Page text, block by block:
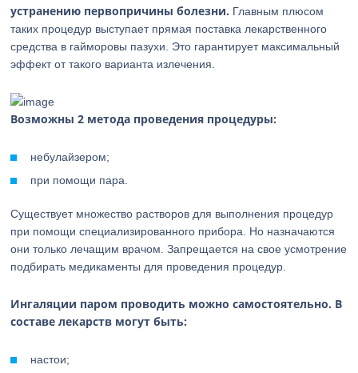
устранению первопричины болезни. Главным плюсом
таких процедур выступает прямая поставка лекарственного
средства в гайморовы пазухи. Это гарантирует максимальный
эффект от такого варианта излечения.
Возможны 2 метода проведения процедуры:
небулайзером;
при помощи пара.
Существует множество растворов для выполнения процедур
при помощи специализированного прибора. Но назначаются
они только лечащим врачом. Запрещается на свое усмотрение
подбирать медикаменты для проведения процедур.
Ингаляции паром проводить можно самостоятельно. В
составе лекарств могут быть:
настои;